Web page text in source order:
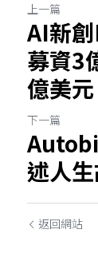
上一篇
AI新
募資3
億美元
下一篇
述人
返回網站